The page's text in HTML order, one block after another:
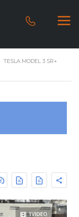
TESLA MODEL 3 SR+
1VIDEO